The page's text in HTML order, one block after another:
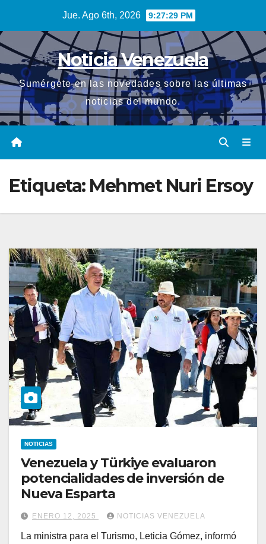
contenido
Jue. Ago 6th, 2026 9:27:30 PM
Noticia Venezuela
Sumérgete en las novedades sobre las últimas
noticias del mundo.
Etiqueta: Mehmet Nuri Ersoy
NOTICIAS
Venezuela y Türkiye evaluaron
potencialidades de inversión de
Nueva Esparta
ENERO 12, 2025 NOTICIAS VENEZUELA
La ministra para el Turismo, Leticia Gómez, informó